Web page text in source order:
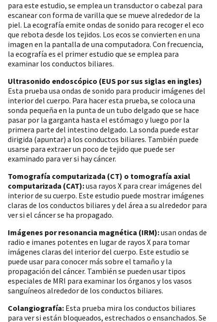
para este estudio, se emplea un transductor o cabezal para
escanear con forma de varilla que se mueve alrededor de la
piel. La ecografía emite ondas de sonido para recoger el eco
que rebota desde los tejidos. Los ecos se convierten en una
imagen en la pantalla de una computadora. Con frecuencia,
la ecografía es el primer estudio que se emplea para
examinar los conductos biliares.
Ultrasonido endoscópico (EUS por sus siglas en ingles)
Esta prueba usa ondas de sonido para producir imágenes del
interior del cuerpo. Para hacer esta prueba, se coloca una
sonda pequeña en la punta de un tubo delgado que se hace
pasar por la garganta hasta el estómago y luego por la
primera parte del intestino delgado. La sonda puede estar
dirigida (apuntar) a los conductos biliares. También puede
usarse para extraer un poco de tejido que puede ser
examinado para ver si hay cáncer.
Tomografía computarizada (CT) o tomografía axial
computarizada (CAT):usa rayos X para crear imágenes del
interior de su cuerpo. Este estudio puede mostrar imágenes
claras de los conductos biliares y del área a su alrededor para
ver si el cáncer se ha propagado.
Imágenes por resonancia magnética (IRM):usan ondas de
radio e imanes potentes en lugar de rayos X para tomar
imágenes claras del interior del cuerpo. Este estudio se
puede usar para conocer más sobre el tamaño y la
propagación del cáncer. También se pueden usar tipos
especiales de MRI para examinar los órganos y los vasos
sanguíneos alrededor de los conductos biliares.
Colangiografía: Esta prueba mira los conductos biliares
para ver si están bloqueados, estrechados o ensanchados. Se